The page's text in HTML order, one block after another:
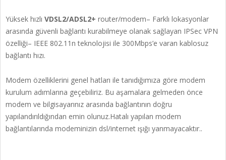
Yüksek hızlı VDSL2/ADSL2+ router/modem– Farklı lokasyonlar
arasında güvenli bağlantı kurabilmeye olanak sağlayan IPSec VPN
özelliği– IEEE 802.11n teknolojisi ile 300Mbps’e varan kablosuz
bağlantı hızı.
Modem özelliklerini genel hatları ile tanıdığımıza göre modem
kurulum adımlarına geçebiliriz. Bu aşamalara gelmeden önce
modem ve bilgisayarınız arasında bağlantının doğru
yapılandırıldığından emin olunuz.Hatalı yapılan modem
bağlantılarında modeminizin dsl/internet ışığı yanmayacaktır..